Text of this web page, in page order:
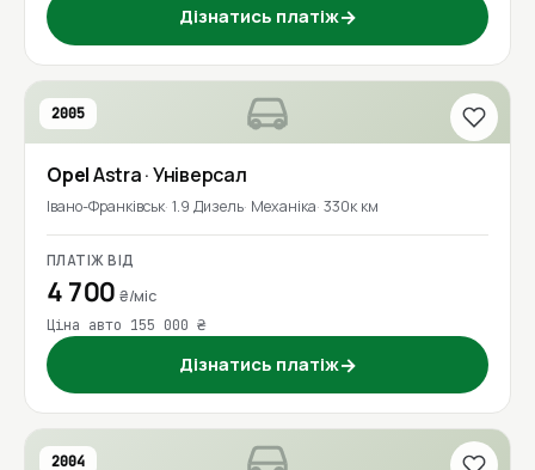
Дізнатись платіж→
2005
OpelAstra· Універсал
Івано-Франківськ 1.9 Дизель Механіка 330к км
ПЛАТІЖ ВІД
4 700₴/міс
Ціна авто 155 000 ₴
Дізнатись платіж→
2004